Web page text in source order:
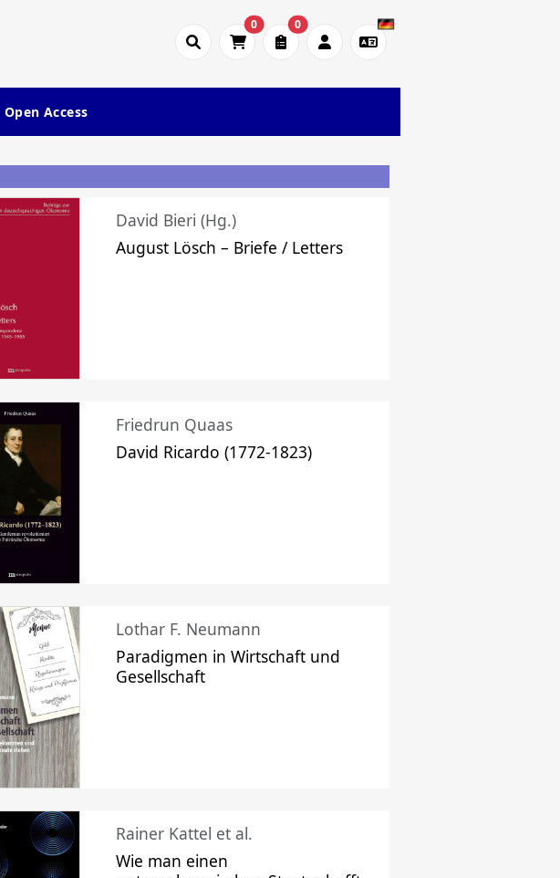
0 0
Open Access
David Bieri (Hg.)
August Lösch – Briefe / Letters
Friedrun Quaas
David Ricardo (1772-1823)
Lothar F. Neumann
Paradigmen in Wirtschaft und
Gesellschaft
Rainer Kattel et al.
Wie man einen